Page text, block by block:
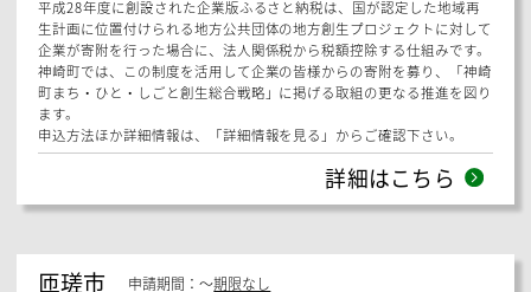
地域農業の構造転換に向けて、新規就農者が早期に経営発展するために
必要な農業用機械・施設の導入等の取組を支援します。
※要件の確認等がございますので、申請様式の作成前に取組主体（市町
村）に必ずご相談ください。
申込方法ほか詳細情報は、「詳細情報を見る」からご確認下さい。
詳細はこちら
神崎町